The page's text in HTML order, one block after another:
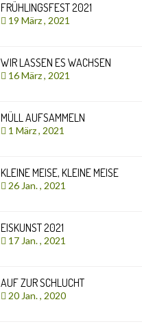
FRÜHLINGSFEST 2021
19 März , 2021
WIR LASSEN ES WACHSEN
16 März , 2021
MÜLL AUFSAMMELN
1 März , 2021
KLEINE MEISE, KLEINE MEISE
26 Jan. , 2021
EISKUNST 2021
17 Jan. , 2021
AUF ZUR SCHLUCHT
20 Jan. , 2020